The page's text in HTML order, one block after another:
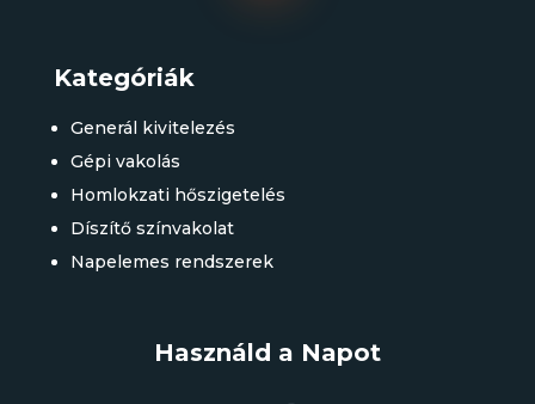
Kategóriák
Generál kivitelezés
Gépi vakolás
Homlokzati hőszigetelés
Díszítő színvakolat
Napelemes rendszerek
Használd a Napot